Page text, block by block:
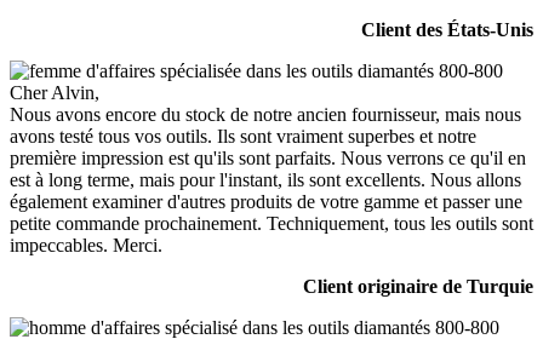
Client des États-Unis
Cher Alvin,
Nous avons encore du stock de notre ancien fournisseur, mais nous
avons testé tous vos outils. Ils sont vraiment superbes et notre
première impression est qu'ils sont parfaits. Nous verrons ce qu'il en
est à long terme, mais pour l'instant, ils sont excellents. Nous allons
également examiner d'autres produits de votre gamme et passer une
petite commande prochainement. Techniquement, tous les outils sont
impeccables. Merci.
Client originaire de Turquie